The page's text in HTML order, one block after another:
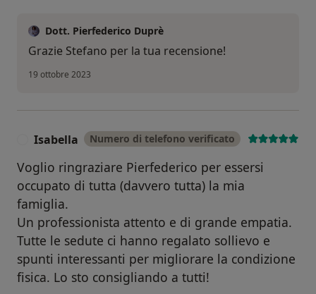
Dott. Pierfederico Duprè
Grazie Stefano per la tua recensione!
19 ottobre 2023
Isabella Numero di telefono verificato
Voglio ringraziare Pierfederico per essersi
occupato di tutta (davvero tutta) la mia
famiglia.
Un professionista attento e di grande empatia.
Tutte le sedute ci hanno regalato sollievo e
spunti interessanti per migliorare la condizione
fisica. Lo sto consigliando a tutti!